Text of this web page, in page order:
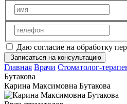
Даю согласие на обработку
Записаться на консультацию
Главная Врачи Стоматолог-
Бутакова
Карина Максимовна Бутакова